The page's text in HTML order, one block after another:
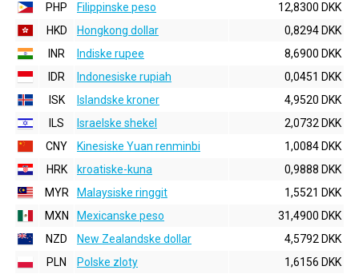
PHP
Filippinske peso
12,8300 DKK
HKD
Hongkong dollar
0,8294 DKK
INR
Indiske rupee
8,6900 DKK
IDR
Indonesiske rupiah
0,0451 DKK
ISK
Islandske kroner
4,9520 DKK
ILS
Israelske shekel
2,0732 DKK
CNY
Kinesiske Yuan renminbi
1,0084 DKK
HRK
kroatiske-kuna
0,9888 DKK
MYR
Malaysiske ringgit
1,5521 DKK
MXN
Mexicanske peso
31,4900 DKK
NZD
New Zealandske dollar
4,5792 DKK
PLN
Polske zloty
1,6156 DKK